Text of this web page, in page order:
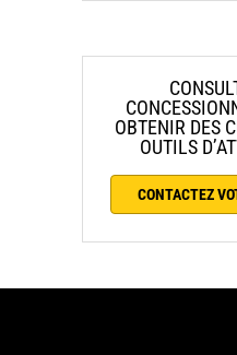
OBTENIR DES
OUTILS
CONTACTEZ